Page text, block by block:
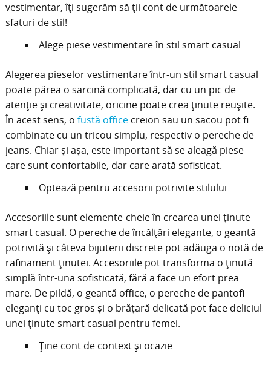
vestimentar, îți sugerăm să ții cont de următoarele
sfaturi de stil!
Alege piese vestimentare în stil smart casual
Alegerea pieselor vestimentare într-un stil smart casual
poate părea o sarcină complicată, dar cu un pic de
atenție și creativitate, oricine poate crea ținute reușite.
În acest sens, o fustă officecreion sau un sacou pot fi
combinate cu un tricou simplu, respectiv o pereche de
jeans. Chiar și așa, este important să se aleagă piese
care sunt confortabile, dar care arată sofisticat.
Optează pentru accesorii potrivite stilului
Accesoriile sunt elemente-cheie în crearea unei ținute
smart casual. O pereche de încălțări elegante, o geantă
potrivită și câteva bijuterii discrete pot adăuga o notă de
rafinament ținutei. Accesoriile pot transforma o ținută
simplă într-una sofisticată, fără a face un efort prea
mare. De pildă, o geantă office, o pereche de pantofi
eleganți cu toc gros și o brățară delicată pot face deliciul
unei ținute smart casual pentru femei.
Ține cont de context și ocazie